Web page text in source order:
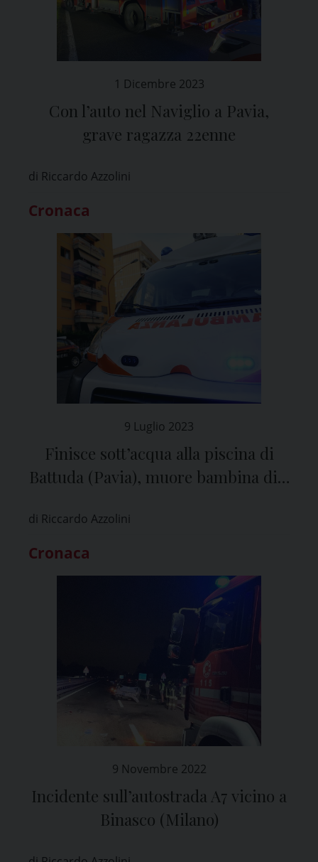
1 Dicembre 2023
Con l’auto nel Naviglio a Pavia,
grave ragazza 22enne
di Riccardo Azzolini
Cronaca
9 Luglio 2023
Finisce sott’acqua alla piscina di
Battuda (Pavia), muore bambina di 7
di Riccardo Azzolini
Cronaca
9 Novembre 2022
Incidente sull’autostrada A7 vicino a
Binasco (Milano)